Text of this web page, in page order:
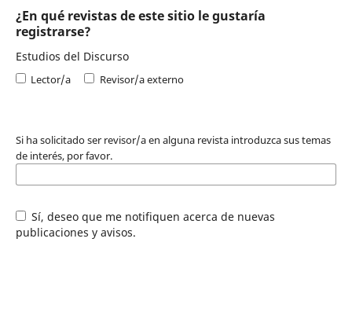
¿En qué revistas de este sitio le gustaría
registrarse?
Estudios del Discurso
Lector/a Revisor/a externo
Si ha solicitado ser revisor/a en alguna revista introduzca sus temas
de interés, por favor.
Sí, deseo que me notifiquen acerca de nuevas
publicaciones y avisos.